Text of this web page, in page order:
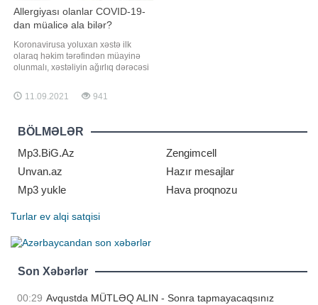
Allergiyası olanlar COVID-19-
dan müalicə ala bilər?
Koronavirusa yoluxan xəstə ilk
olaraq həkim tərəfindən müayinə
olunmalı, xəstəliyin ağırlıq dərəcəsi
edilməlidir. Ağırlıq dərəcəsinə görə
isə yüngül, orta ağır, ağır və çox ağır
birinə ayrıca yanaşma olur. Üstəlik
də hər bir xəstənin yanaşı xəstəliy
11.09.2021 941
BÖLMƏLƏR
Mp3.BiG.Az
Zengimcell
Unvan.az
Hazır mesajlar
Mp3 yukle
Hava proqnozu
Turlar ev alqi satqisi
Son Xəbərlər
00:29 Avqustda MÜTLƏQ ALIN - Sonra tapmayacaqsınız